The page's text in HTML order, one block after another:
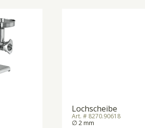
Lochscheibe
Art. # 8270.90618
∅ 2 mm